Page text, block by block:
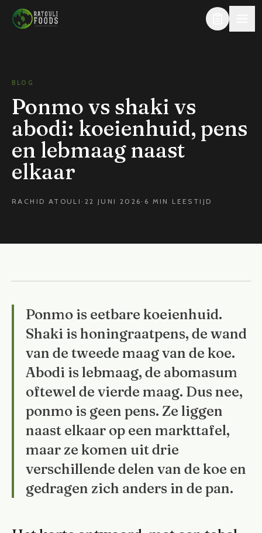
Direct naar de inhoud
BLOG
Ponmo vs shaki vs
abodi: koeienhuid, pens
en lebmaag naast
elkaar
RACHID ATOULI · 22 JUNI 2026 · 6 MIN LEESTIJD
Ponmo is eetbare koeienhuid.
Shaki is honingraatpens, de wand
van de tweede maag van de koe.
Abodi is lebmaag, de abomasum
oftewel de vierde maag. Dus nee,
ponmo is geen pens. Ze liggen
naast elkaar op een markttafel,
maar ze komen uit drie
verschillende delen van de koe en
gedragen zich anders in de pan.